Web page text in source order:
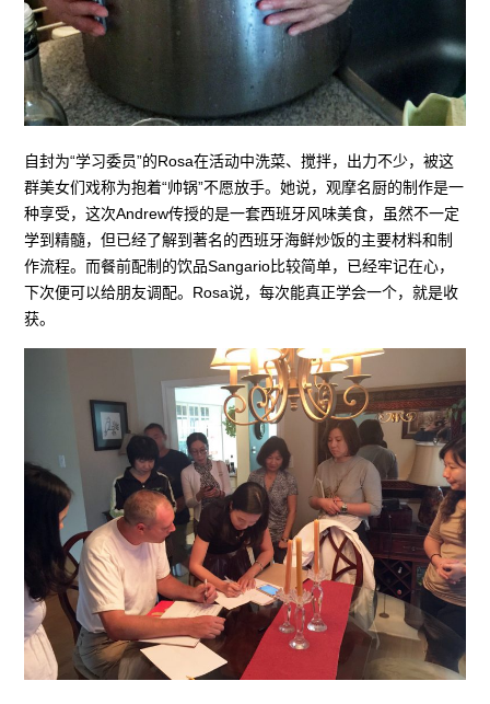
自封为“学习委员”的Rosa在活动中洗菜、搅拌，出力不少，被这
群美女们戏称为抱着“帅锅”不愿放手。她说，观摩名厨的制作是一
种享受，这次Andrew传授的是一套西班牙风味美食，虽然不一定
学到精髓，但已经了解到著名的西班牙海鲜炒饭的主要材料和制
作流程。而餐前配制的饮品Sangario比较简单，已经牢记在心，
下次便可以给朋友调配。Rosa说，每次能真正学会一个，就是收
获。